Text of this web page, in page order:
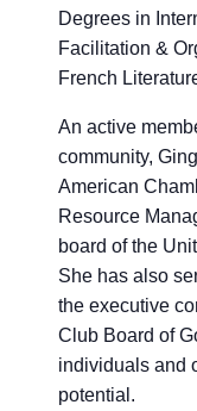
Degrees in
Facilitation &
French
An active
community,
American
Resource
board of the
She has also
the executive
Club Board of
individuals and
potential.